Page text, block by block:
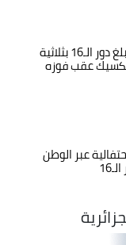
مونديال 2026: فرنسا تبلغ دور الـ16 بثلاثية
عقب فوزه
احتفالية عبر الوطن